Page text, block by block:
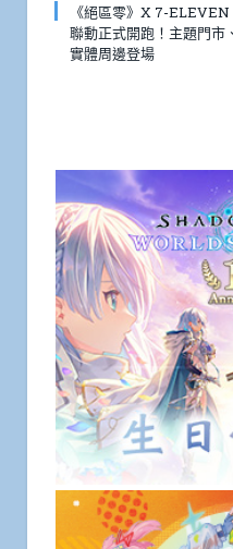
《絕區零》X 7-ELEVEN
聯動正式開跑！主題門市
實體周邊登場